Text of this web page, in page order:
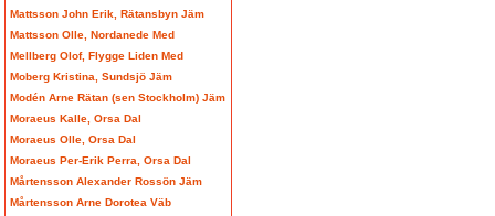
Mattsson John Erik, Rätansbyn Jäm
Mattsson Olle, Nordanede Med
Mellberg Olof, Flygge Liden Med
Moberg Kristina, Sundsjö Jäm
Modén Arne Rätan (sen Stockholm) Jäm
Moraeus Kalle, Orsa Dal
Moraeus Olle, Orsa Dal
Moraeus Per-Erik Perra, Orsa Dal
Mårtensson Alexander Rossön Jäm
Mårtensson Arne Dorotea Väb